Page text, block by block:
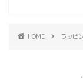
HOME ラッピ